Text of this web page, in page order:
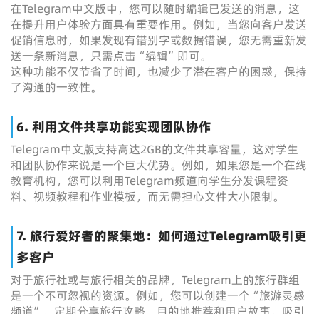
在Telegram中文版中，您可以随时编辑已发送的消息，这
在提升用户体验方面具有重要作用。例如，当您向客户发送
促销信息时，如果发现有错别字或数据错误，您无需重新发
送一条新消息，只需点击“编辑”即可。
这种功能不仅节省了时间，也减少了潜在客户的困惑，保持
了沟通的一致性。
6. 利用文件共享功能实现团队协作
Telegram中文版支持高达2GB的文件共享容量，这对学生
和团队协作来说是一个巨大优势。例如，如果您是一个在线
教育机构，您可以利用Telegram频道向学生分发课程资
料、视频教程和作业模板，而无需担心文件大小限制。
7. 旅行爱好者的聚集地：如何通过Telegram吸引更
多客户
对于旅行社或与旅行相关的品牌，Telegram上的旅行群组
是一个不可忽视的资源。例如，您可以创建一个“旅游灵感